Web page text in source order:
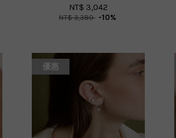
NT$ 3,042
NT$ 3,380 -10%
優惠